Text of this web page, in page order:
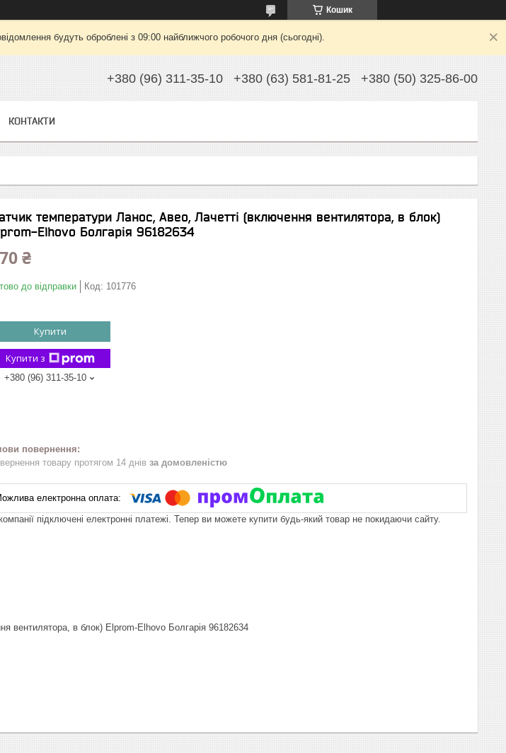
Кошик
будуть оброблені з 09:00 найближчого робочого дня (сьогодні).
+380 (96) 311-35-10 +380 (63) 581-81-25 +380 (50) 325-86-00
КОНТАКТИ
температури Ланос, Авео, Лачетті (включення вентилятора, в блок)
Elhovo Болгарія 96182634
₴
до відправки Код: 101776
Купити
Купити з
+380 (96) 311-35-10
товару протягом 14 днів за домовленістю
підключені електронні платежі. Тепер ви можете купити будь-який товар не покидаючи сайту.
вентилятора, в блок) Elprom-Elhovo Болгарія 96182634